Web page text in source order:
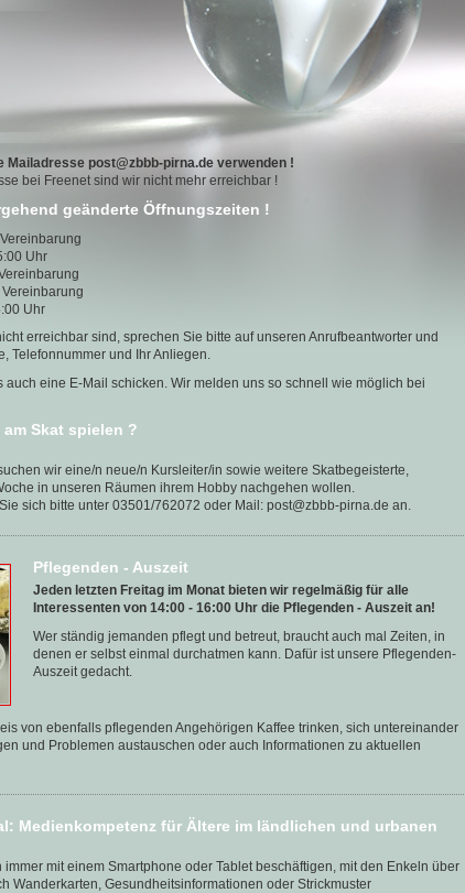
Mailadresse post@zbbb-pirna.de verwenden !
bei Freenet sind wir nicht mehr erreichbar !
geänderte Öffnungszeiten !
Uhr
Uhr
erreichbar sind, sprechen Sie bitte auf unseren Anrufbeantworter und
Telefonnummer und Ihr Anliegen.
auch eine E-Mail schicken. Wir melden uns so schnell wie möglich bei
Skat spielen ?
wir eine/n neue/n Kursleiter/in sowie weitere Skatbegeisterte,
in unseren Räumen ihrem Hobby nachgehen wollen.
sich bitte unter 03501/762072 oder Mail: post@zbbb-pirna.de an.
Pflegenden - Auszeit
Jeden letzten Freitag im Monat bieten wir regelmäßig für alle
Interessenten von 14:00 - 16:00 Uhr die Pflegenden - Auszeit an!
Wer ständig jemanden pflegt und betreut, braucht auch mal Zeiten, in
denen er selbst einmal durchatmen kann. Dafür ist unsere Pflegenden-
Auszeit gedacht.
von ebenfalls pflegenden Angehörigen Kaffee trinken, sich untereinander
und Problemen austauschen oder auch Informationen zu aktuellen
Medienkompetenz für Ältere im ländlichen und urbanen
mit einem Smartphone oder Tablet beschäftigen, mit den Enkeln über
Wanderkarten, Gesundheitsinformationen oder Strickmuster